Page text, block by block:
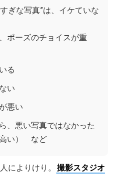
ぎな写真”は、イケていな
ポーズのチョイスが重
る
い
悪い
、悪い写真ではなかった
高い） など
によりけり。
撮影スタジオ